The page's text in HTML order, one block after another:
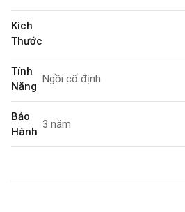
Kích
Thước
Tính
Năng
Ngồi cố định
Bảo
Hành
3 năm